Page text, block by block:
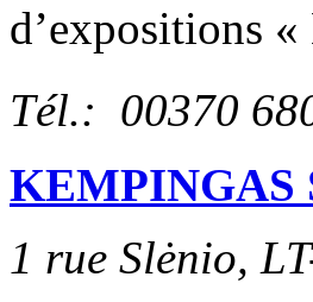
Tél.: 00370
KEMPINGAS
1 rue Slėnio,